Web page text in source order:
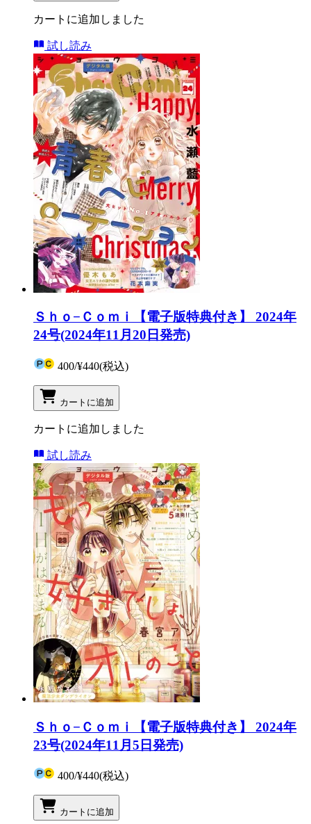
カートに追加しました
試し読み
Ｓｈｏ−Ｃｏｍｉ【電子版特典付き】 2024年
24号(2024年11月20日発売)
400/¥440(税込)
カートに追加
カートに追加しました
試し読み
Ｓｈｏ−Ｃｏｍｉ【電子版特典付き】 2024年
23号(2024年11月5日発売)
400/¥440(税込)
カートに追加